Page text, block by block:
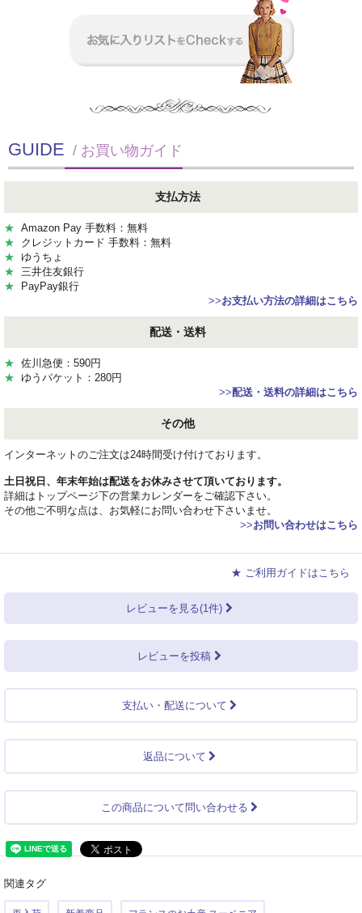
GUIDE / お買い物ガイド
支払方法
★ Amazon Pay 手数料：無料
★ クレジットカード 手数料：無料
★ ゆうちょ
★ 三井住友銀行
★ PayPay銀行
>>お支払い方法の詳細はこちら
配送・送料
★ 佐川急便：590円
★ ゆうパケット：280円
>>配送・送料の詳細はこちら
その他
インターネットのご注文は24時間受け付けております。
土日祝日、年末年始は配送をお休みさせて頂いております。
詳細はトップページ下の営業カレンダーをご確認下さい。
その他ご不明な点は、お気軽にお問い合わせ下さいませ。
>>お問い合わせはこちら
★ ご利用ガイドはこちら
レビューを見る(1件)
レビューを投稿
支払い・配送について
返品について
この商品について問い合わせる
関連タグ